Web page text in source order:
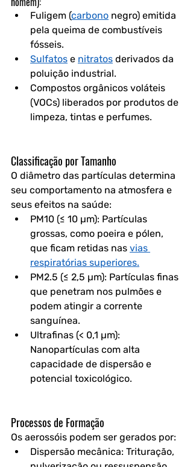
Fuligem (carbono negro) emitida
pela queima de combustíveis
fósseis.
Sulfatos e nitratos derivados da
poluição industrial.
Compostos orgânicos voláteis
(VOCs) liberados por produtos de
limpeza, tintas e perfumes.
Classificação por Tamanho
O diâmetro das partículas determina
seu comportamento na atmosfera e
seus efeitos na saúde:
PM10 (≤ 10 µm): Partículas
grossas, como poeira e pólen,
que ficam retidas nas vias
respiratórias superiores.
PM2.5 (≤ 2,5 µm): Partículas finas
que penetram nos pulmões e
podem atingir a corrente
sanguínea.
Ultrafinas (< 0,1 µm):
Nanopartículas com alta
capacidade de dispersão e
potencial toxicológico.
Processos de Formação
Os aerossóis podem ser gerados por:
Dispersão mecânica: Trituração,